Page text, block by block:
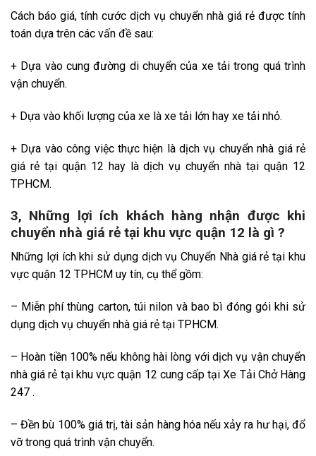
Cách báo giá, tính cước dịch vụ chuyển nhà giá rẻ được tính
toán dựa trên các vấn đề sau:
+ Dựa vào cung đường di chuyển của xe tải trong quá trình
vận chuyển.
+ Dựa vào khối lượng của xe là xe tải lớn hay xe tải nhỏ.
+ Dựa vào công việc thực hiện là dịch vụ chuyển nhà giá rẻ
giá rẻ tại quận 12 hay là dịch vụ chuyển nhà tại quận 12
TPHCM.
3, Những lợi ích khách hàng nhận được khi
chuyển nhà giá rẻ tại khu vực quận 12 là gì ?
Những lợi ích khi sử dụng dịch vụ Chuyển Nhà giá rẻ tại khu
vực quận 12 TPHCM uy tín, cụ thể gồm:
– Miễn phí thùng carton, túi nilon và bao bì đóng gói khi sử
dụng dịch vụ chuyển nhà giá rẻ tại TPHCM.
– Hoàn tiền 100% nếu không hài lòng với dịch vụ vận chuyển
nhà giá rẻ tại khu vực quận 12 cung cấp tại Xe Tải Chở Hàng
247 .
– Đền bù 100% giá trị, tài sản hàng hóa nếu xảy ra hư hại, đổ
vỡ trong quá trình vận chuyển.